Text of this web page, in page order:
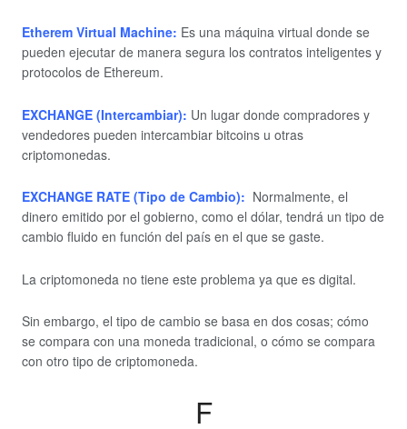
Etherem Virtual Machine: Es una máquina virtual donde se
pueden ejecutar de manera segura los contratos inteligentes y
protocolos de Ethereum.
EXCHANGE (Intercambiar): Un lugar donde compradores y
vendedores pueden intercambiar bitcoins u otras
criptomonedas.
EXCHANGE RATE (Tipo de Cambio): Normalmente, el
dinero emitido por el gobierno, como el dólar, tendrá un tipo de
cambio fluido en función del país en el que se gaste.
La criptomoneda no tiene este problema ya que es digital.
Sin embargo, el tipo de cambio se basa en dos cosas; cómo
se compara con una moneda tradicional, o cómo se compara
con otro tipo de criptomoneda.
F